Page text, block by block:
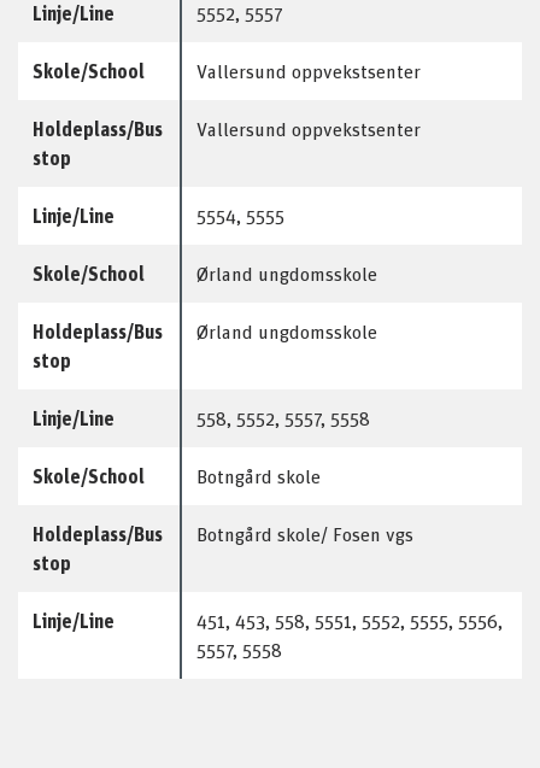
Linje/Line 5552, 5557
Skole/School Vallersund oppvekstsenter
Holdeplass/Bus
stop
Vallersund oppvekstsenter
Linje/Line 5554, 5555
Skole/School Ørland ungdomsskole
Holdeplass/Bus
stop
Ørland ungdomsskole
Linje/Line 558, 5552, 5557, 5558
Skole/School Botngård skole
Holdeplass/Bus
stop
Botngård skole/ Fosen vgs
Linje/Line
451, 453, 558, 5551, 5552, 5555, 5556,
5557, 5558